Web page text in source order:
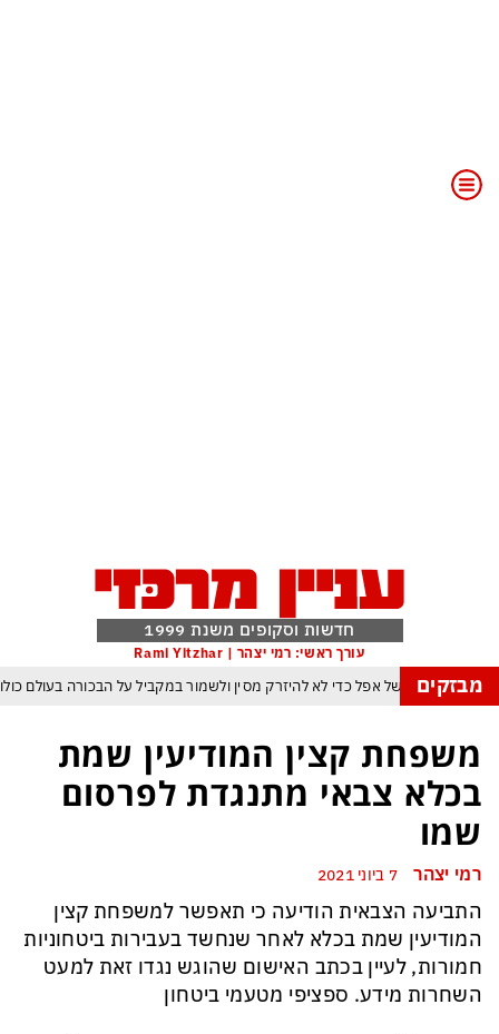
חדשות וסקופים משנת 1999
עורך ראשי: רמי יצהר | Rami Yitzhar
מבזקיםהטריק של אפל כדי לא להיזרק מסין ולשמור במקביל על הבכורה בעולם
של טראמפ המאיים למוטט את כלכלת ארה״ב ומבודד את ישראל יותר מאי
הגרעינית חותמות על הסכם הגנה המשנה מהיסוד את מאזן הכוחות
במשחק חסר החשיבות מדגישה את התגברות החוליגניזם הפראי בכדורגל
הכסף הערבי עלול לנצח ולסכן את הכדורגל האירופי וכמובן גם את
משפחת קצין המודיעין שמת
בכלא צבאי מתנגדת לפרסום
שמו
רמי יצהר
התביעה הצבאית הודיעה כי תאפשר למשפחת קצין
המודיעין שמת בכלא לאחר שנחשד בעבירות ביטחוניות
חמורות, לעיין בכתב האישום שהוגש נגדו זאת למעט
השחרות מידע. ספציפי מטעמי ביטחון